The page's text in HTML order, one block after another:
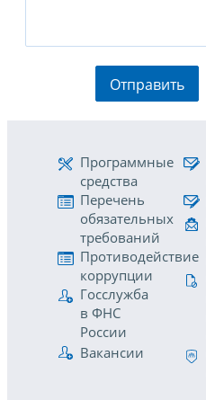
Отправить
Программные
средства
Перечень
обязательных
требований
Противодействие
коррупции
Госслужба
в ФНС
России
Вакансии